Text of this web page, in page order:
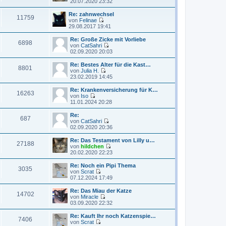
g
t
r
B
e
t
r
a
g
e
u
e
r
B
e
t
a
g
11759
Re: zahnwechsel
von Felinae
N
e
u
e
s
t
e
r
B
e
t
a
g
29.08.2017 19:41
6898
Re: Große Zicke mit Vorliebe
von CatSahri
N
e
u
e
s
t
r
B
e
a
g
02.09.2020 20:03
8801
Re: Bestes Alter für die Kast…
von Julia H.
N
e
u
e
s
t
r
B
e
t
r
a
g
23.02.2019 14:45
16263
Re: Krankenversicherung für K…
von Iso
N
e
e
s
t
e
r
B
e
t
r
a
g
11.01.2024 20:28
687
Re:
von CatSahri
N
e
u
e
s
t
e
r
B
e
t
a
g
02.09.2020 20:36
27188
Re: Das Testament von Lilly u…
von hildchen
N
e
u
e
s
t
r
B
e
t
20.02.2020 22:23
3035
Re: Noch ein Pipi Thema
von Scrat
N
e
u
e
s
t
r
07.12.2024 17:49
14702
Re: Das Miau der Katze
von Miracle
N
e
u
e
03.09.2020 22:32
7406
Re: Kauft Ihr noch Katzenspie…
von Scrat